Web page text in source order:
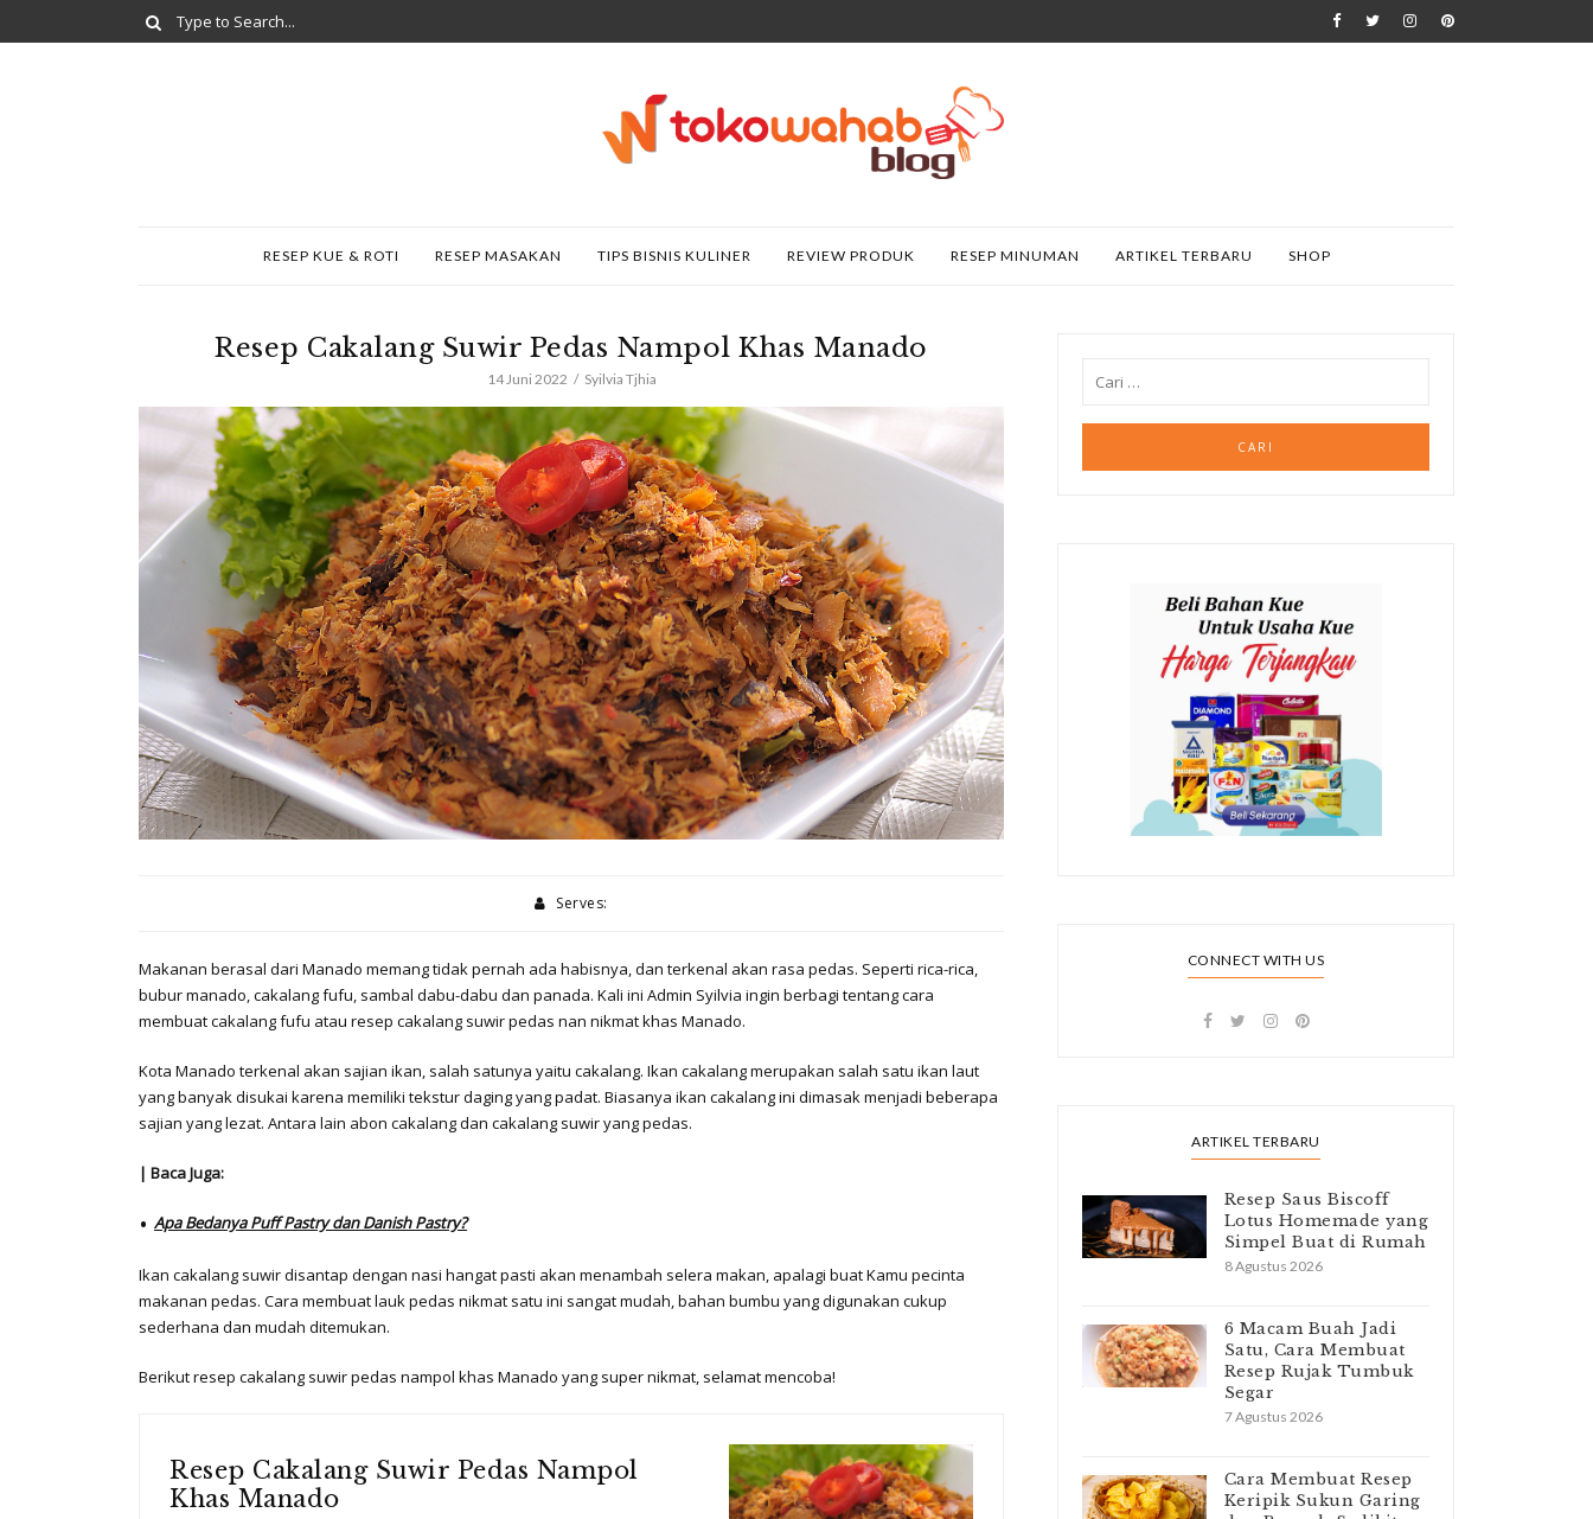
RESEP KUE & ROTI RESEP MASAKAN TIPS BISNIS KULINER REVIEW PRODUK RESEP MINUMAN ARTIKEL TERBARU SHOP
Resep Cakalang Suwir Pedas Nampol Khas Manado
14 Juni 2022 Syilvia Tjhia
Serves:
Makanan berasal dari Manado memang tidak pernah ada habisnya, dan terkenal akan rasa pedas. Seperti rica-rica,
bubur manado, cakalang fufu, sambal dabu-dabu dan panada. Kali ini Admin Syilvia ingin berbagi tentang cara
membuat cakalang fufu atau resep cakalang suwir pedas nan nikmat khas Manado.
Kota Manado terkenal akan sajian ikan, salah satunya yaitu cakalang. Ikan cakalang merupakan salah satu ikan laut
yang banyak disukai karena memiliki tekstur daging yang padat. Biasanya ikan cakalang ini dimasak menjadi beberapa
sajian yang lezat. Antara lain abon cakalang dan cakalang suwir yang pedas.
| Baca Juga:
Apa Bedanya Puff Pastry dan Danish Pastry?
Ikan cakalang suwir disantap dengan nasi hangat pasti akan menambah selera makan, apalagi buat Kamu pecinta
makanan pedas. Cara membuat lauk pedas nikmat satu ini sangat mudah, bahan bumbu yang digunakan cukup
sederhana dan mudah ditemukan.
Berikut resep cakalang suwir pedas nampol khas Manado yang super nikmat, selamat mencoba!
Resep Cakalang Suwir Pedas Nampol
Khas Manado
CONNECT WITH US
ARTIKEL TERBARU
Resep Saus Biscoff
Lotus Homemade yang
Simpel Buat di Rumah
8 Agustus 2026
6 Macam Buah Jadi
Satu, Cara Membuat
Resep Rujak Tumbuk
Segar
7 Agustus 2026
Cara Membuat Resep
Keripik Sukun Garing